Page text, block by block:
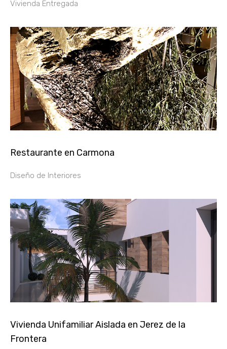
Vivienda Entregada
Restaurante en Carmona
Diseño de Interiores
Vivienda Unifamiliar Aislada en Jerez de la
Frontera